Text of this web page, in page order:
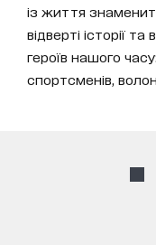
із життя
відверті історії
героїв нашого
спортсменів,